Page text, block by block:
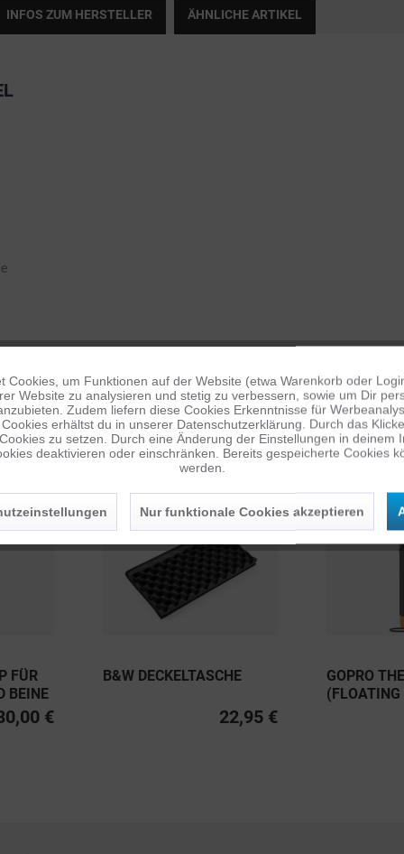
INFOS ZUM HERSTELLER ÄHNLICHE ARTIKEL
FÜR
BEINE
€
B&W DECKELTASCHE
22,95 €
GOPRO
Cookies, um Funktionen auf der Website (etwa Warenkorb oder
Website zu analysieren und stetig zu verbessern, sowie um Dir
Zudem liefern diese Cookies Erkenntnisse für
erhältst du in unserer Datenschutzerklärung. Durch das
zu setzen. Durch eine Änderung der Einstellungen in deinem
deaktivieren oder einschränken. Bereits gespeicherte Cookies
werden.
Nur funktionale Cookies akzeptieren